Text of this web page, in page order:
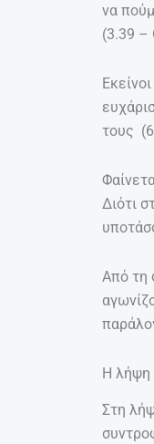
να
(3.39 –
τους
Διότι
Από τη
Η
Στη